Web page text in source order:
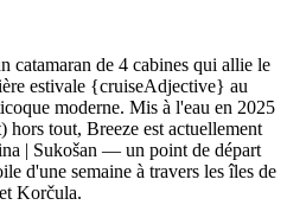
catamaran de 4 cabines qui allie le
estivale {cruiseAdjective} au
moderne. Mis à l'eau en 2025
hors tout, Breeze est actuellement
| Sukošan — un point de départ
d'une semaine à travers les îles de
Korčula.